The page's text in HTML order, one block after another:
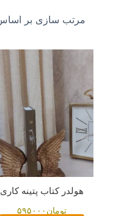
هولدر کتاب پتینه کاری
تومان ۵۹۵۰۰۰